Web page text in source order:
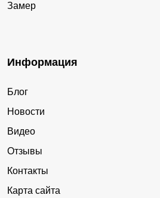
Замер
Информация
Блог
Новости
Видео
Отзывы
Контакты
Карта сайта